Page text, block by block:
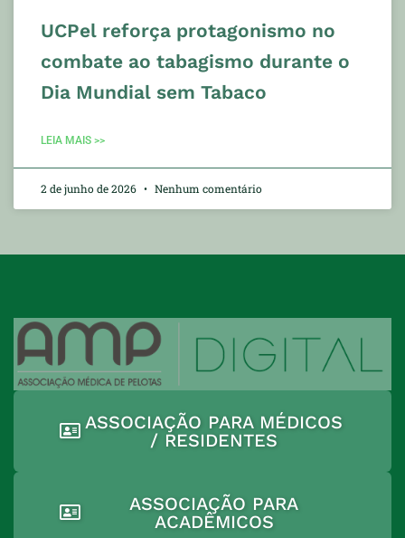
UCPel reforça protagonismo no
combate ao tabagismo durante o
Dia Mundial sem Tabaco
LEIA MAIS >>
2 de junho de 2026 Nenhum comentário
ASSOCIAÇÃO PARA MÉDICOS
/ RESIDENTES
ASSOCIAÇÃO PARA
ACADÊMICOS